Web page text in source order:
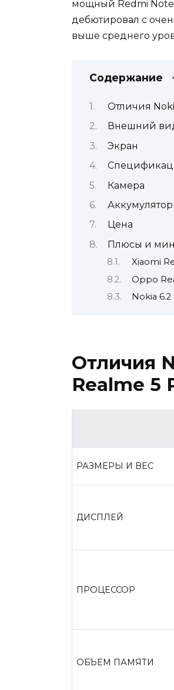
мощный Redmi Note
дебютировал с
выше среднего
Содержание
Отличия
Внешний
Экран
Камера
Аккумулятор
Цена
Плюсы и
Xiaomi
Oppo
Nokia 6.2
Отличия
Realme 5
РАЗМЕРЫ И ВЕС
ДИСПЛЕЙ
ПРОЦЕССОР
ОБЪЕМ ПАМЯТИ